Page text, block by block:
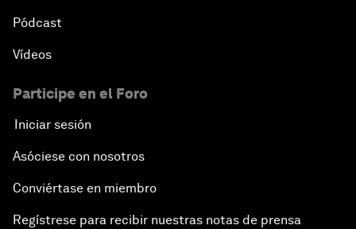
Pódcast
Vídeos
Participe en el Foro
Iniciar sesión
Asóciese con nosotros
Conviértase en miembro
Regístrese para recibir nuestras notas de prensa